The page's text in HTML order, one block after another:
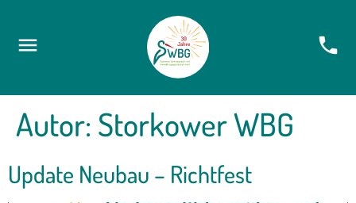
Autor: Storkower WBG
Update Neubau – Richtfest